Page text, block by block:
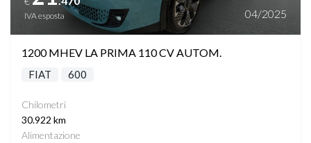
IVA esposta 04/2025
1200 MHEV LA PRIMA 110 CV AUTOM.
FIAT 600
Chilometri
30.922 km
Alimentazione